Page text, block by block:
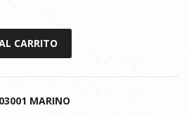
CARRITO
MARINO